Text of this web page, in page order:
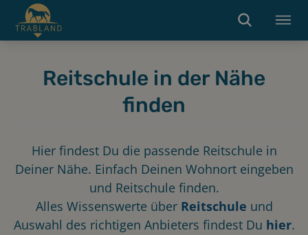
Reitschule in der Nähe
finden
Hier findest Du die passende Reitschule in
Deiner Nähe. Einfach Deinen Wohnort eingeben
und Reitschule finden.
Alles Wissenswerte über Reitschule und
Auswahl des richtigen Anbieters findest Du hier.